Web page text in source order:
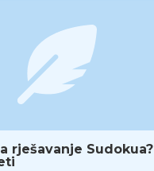
rješavanje Sudokua?